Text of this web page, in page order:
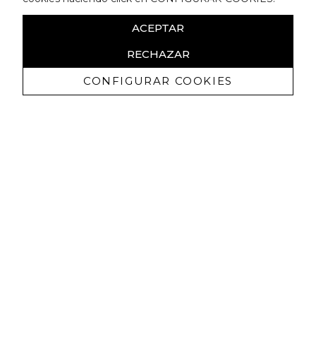
ACEPTAR
RECHAZAR
CONFIGURAR COOKIES